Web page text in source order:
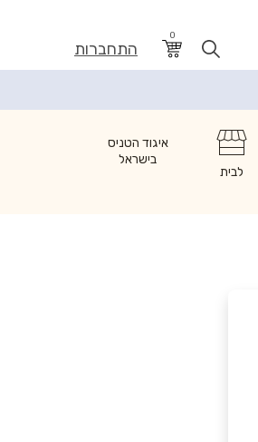
0
התחברות
לבית
איגוד הטניס
בישראל